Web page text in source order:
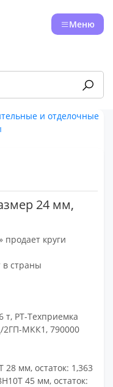
Меню
и отделочные
24 мм,
круги
в страны
т, РТ-Техприемка
2ГП-МКК1, 790000
мм, остаток: 1,363
45 мм, остаток: